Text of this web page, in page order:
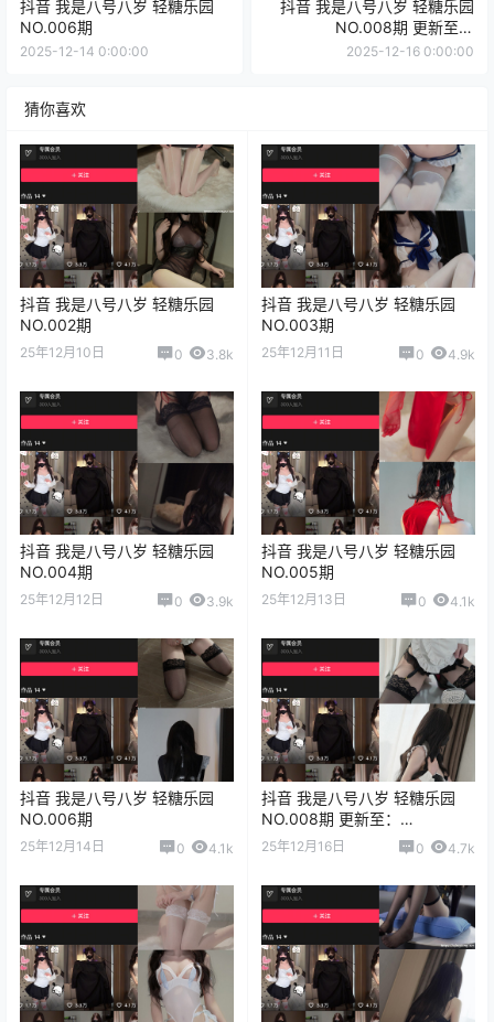
抖音 我是八号八岁 轻糖乐园
NO.006期
2025-12-14 0:00:00
抖音 我是八号八岁 轻糖乐园
NO.008期 更新至：
2025.12.16
2025-12-16 0:00:00
猜你喜欢
抖音 我是八号八岁 轻糖乐园
NO.002期
25年12月10日 0 3.8k
抖音 我是八号八岁 轻糖乐园
NO.003期
25年12月11日 0 4.9k
抖音 我是八号八岁 轻糖乐园
NO.004期
25年12月12日 0 3.9k
抖音 我是八号八岁 轻糖乐园
NO.005期
25年12月13日 0 4.1k
抖音 我是八号八岁 轻糖乐园
NO.006期
25年12月14日 0 4.1k
抖音 我是八号八岁 轻糖乐园
NO.008期 更新至：
2025.12.16
25年12月16日 0 4.7k